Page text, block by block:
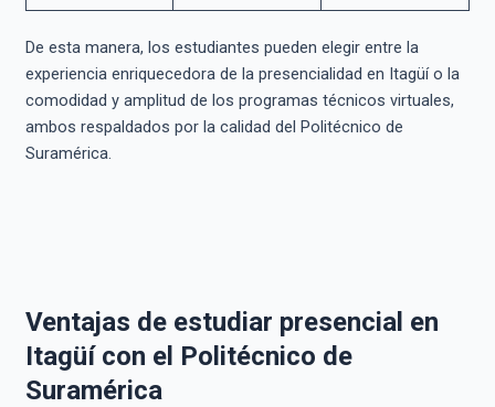
De esta manera, los estudiantes pueden elegir entre la
experiencia enriquecedora de la presencialidad en Itagüí o la
comodidad y amplitud de los programas técnicos virtuales,
ambos respaldados por la calidad del Politécnico de
Suramérica.
Ventajas de estudiar presencial en
Itagüí con el Politécnico de
Suramérica